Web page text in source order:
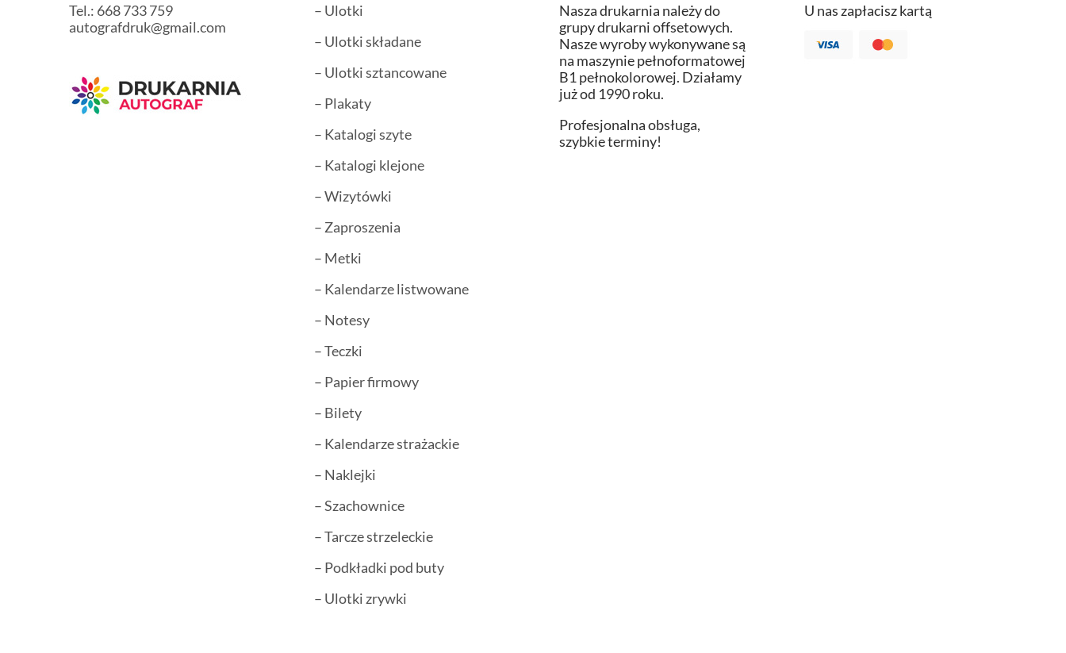
Tel.: 668 733 759
autografdruk@gmail.com
– Ulotki
– Ulotki składane
– Ulotki sztancowane
– Plakaty
– Katalogi szyte
– Katalogi klejone
– Wizytówki
– Zaproszenia
– Metki
– Kalendarze listwowane
– Notesy
– Teczki
– Papier firmowy
– Bilety
– Kalendarze strażackie
– Naklejki
– Szachownice
– Tarcze strzeleckie
– Podkładki pod buty
– Ulotki zrywki
Nasza drukarnia należy do
grupy drukarni offsetowych.
Nasze wyroby wykonywane są
na maszynie pełnoformatowej
B1 pełnokolorowej. Działamy
już od 1990 roku.
Profesjonalna obsługa,
szybkie terminy!
U nas zapłacisz kartą